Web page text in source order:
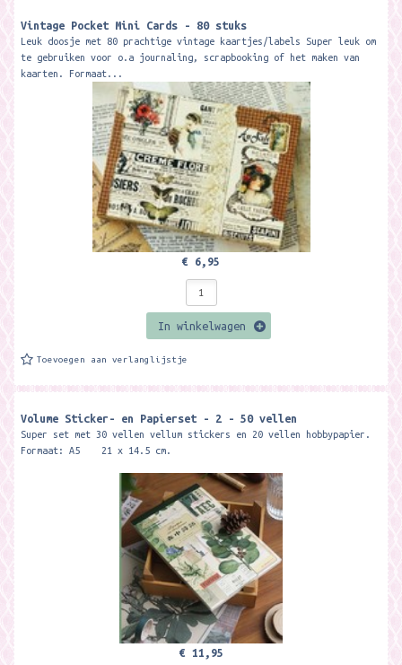
Vintage Pocket Mini Cards - 80 stuks
Leuk doosje met 80 prachtige vintage kaartjes/labels Super leuk om
te gebruiken voor o.a journaling, scrapbooking of het maken van
kaarten. Formaat...
€ 6,95
In winkelwagen
Toevoegen aan verlanglijstje
Volume Sticker- en Papierset - 2 - 50 vellen
Super set met 30 vellen vellum stickers en 20 vellen hobbypapier.
Formaat: A5 21 x 14.5 cm.
€ 11,95